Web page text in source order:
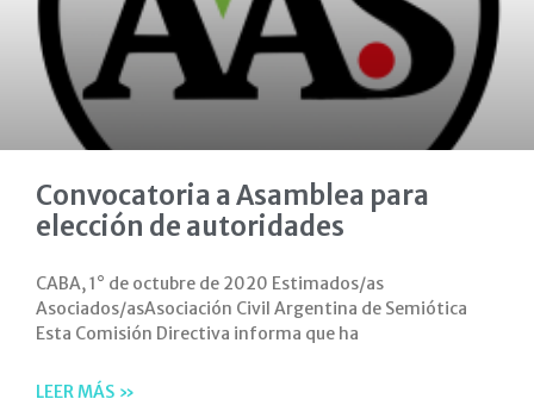
Convocatoria a Asamblea para
elección de autoridades
CABA, 1° de octubre de 2020 Estimados/as
Asociados/asAsociación Civil Argentina de Semiótica
Esta Comisión Directiva informa que ha
LEER MÁS »